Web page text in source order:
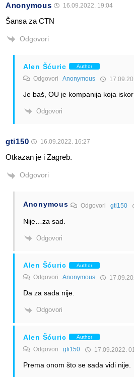
Anonymous 16.09.2022. 19:04
Šansa za CTN
Odgovori
Alen Šćuric Author
Odgovori Anonymous
Je baš, OU je kompanija koja
Odgovori
gti150 16.09.2022. 16:27
Otkazan je i Zagreb.
Odgovori
Anonymous Odgovorigti150
Nije…za sad.
Odgovori
Alen Šćuric Author
Odgovori Anonymous
Da za sada nije.
Odgovori
Alen Šćuric Author
Odgovori gti150 17.09.2022.
Prema onom što se sada vidi nije.